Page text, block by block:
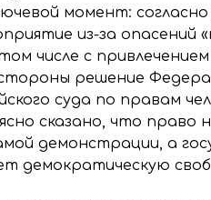
момент:
из-за опасений
числе с
решение
суда по правам
ясно сказано, что
демонстрации, а
демократическую